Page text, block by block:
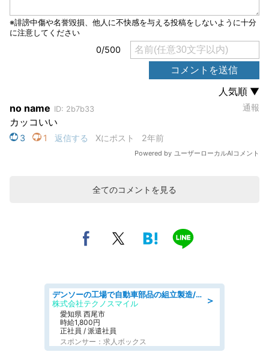
全てのコメントを見る
＞
デンソーの工場で自動車部品の組立製造/denso aichi
株式会社テクノスマイル
愛知県 西尾市
時給1,800円
正社員 / 派遣社員
スポンサー：求人ボックス